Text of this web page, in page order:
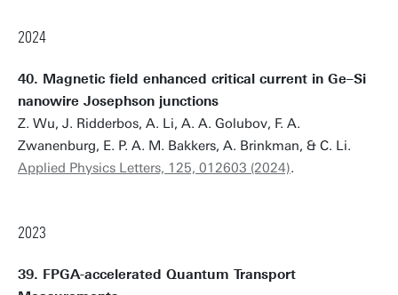
2024
40. Magnetic field enhanced critical current in Ge–Si
nanowire Josephson junctions
Z. Wu, J. Ridderbos, A. Li, A. A. Golubov, F. A.
Zwanenburg, E. P. A. M. Bakkers, A. Brinkman, & C. Li.
Applied Physics Letters, 125, 012603 (2024).
2023
39. FPGA-accelerated Quantum Transport